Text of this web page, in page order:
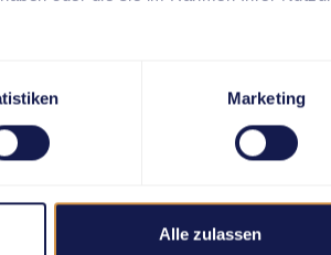
Marketing
Alle zulassen